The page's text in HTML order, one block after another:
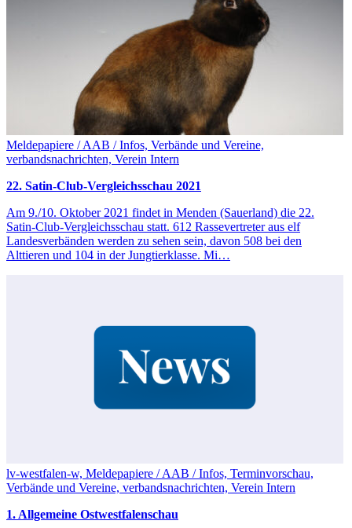
Meldepapiere / AAB / Infos, Verbände und Vereine,
verbandsnachrichten, Verein Intern
22. Satin-Club-Vergleichsschau 2021
Am 9./10. Oktober 2021 findet in Menden (Sauerland) die 22.
Satin-Club-Vergleichsschau statt. 612 Rassevertreter aus elf
Landesverbänden werden zu sehen sein, davon 508 bei den
Alttieren und 104 in der Jungtierklasse. Mi…
lv-westfalen-w, Meldepapiere / AAB / Infos, Terminvorschau,
Verbände und Vereine, verbandsnachrichten, Verein Intern
1. Allgemeine Ostwestfalenschau